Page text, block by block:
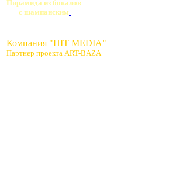
Пирамида из бокалов
с шампанским
Компания "HIT MEDIA"
Партнер проекта ART-BAZA